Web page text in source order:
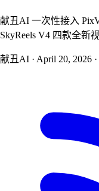
献丑AI 一次性接入
SkyReels V4 四款全新
值得用的视频模型，一
献丑AI · April 20, 2026 ·